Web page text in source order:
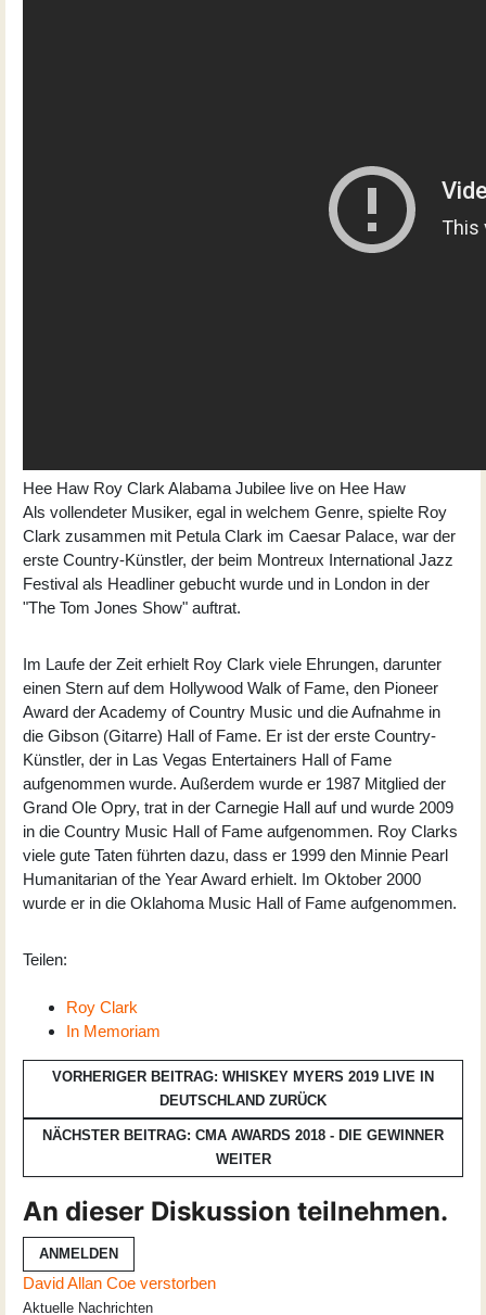
Hee Haw Roy Clark Alabama Jubilee live on Hee Haw
Als vollendeter Musiker, egal in welchem Genre, spielte Roy
Clark zusammen mit Petula Clark im Caesar Palace, war der
erste Country-Künstler, der beim Montreux International Jazz
Festival als Headliner gebucht wurde und in London in der
"The Tom Jones Show" auftrat.
Im Laufe der Zeit erhielt Roy Clark viele Ehrungen, darunter
einen Stern auf dem Hollywood Walk of Fame, den Pioneer
Award der Academy of Country Music und die Aufnahme in
die Gibson (Gitarre) Hall of Fame. Er ist der erste Country-
Künstler, der in Las Vegas Entertainers Hall of Fame
aufgenommen wurde. Außerdem wurde er 1987 Mitglied der
Grand Ole Opry, trat in der Carnegie Hall auf und wurde 2009
in die Country Music Hall of Fame aufgenommen. Roy Clarks
viele gute Taten führten dazu, dass er 1999 den Minnie Pearl
Humanitarian of the Year Award erhielt. Im Oktober 2000
wurde er in die Oklahoma Music Hall of Fame aufgenommen.
Teilen:
Roy Clark
In Memoriam
VORHERIGER BEITRAG: WHISKEY MYERS 2019 LIVE IN
DEUTSCHLAND ZURÜCK
NÄCHSTER BEITRAG: CMA AWARDS 2018 - DIE GEWINNER
WEITER
An dieser Diskussion teilnehmen.
ANMELDEN
David Allan Coe verstorben
Aktuelle Nachrichten